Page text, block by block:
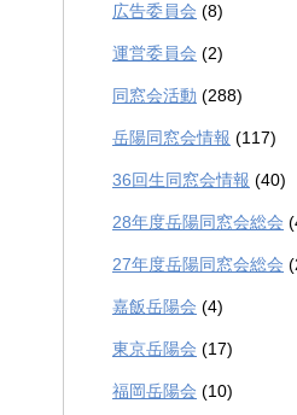
広告委員会 (8)
運営委員会 (2)
同窓会活動 (288)
岳陽同窓会情報 (117)
36回生同窓会情報 (40)
28年度岳陽同窓会総会
27年度岳陽同窓会総会
嘉飯岳陽会 (4)
東京岳陽会 (17)
福岡岳陽会 (10)